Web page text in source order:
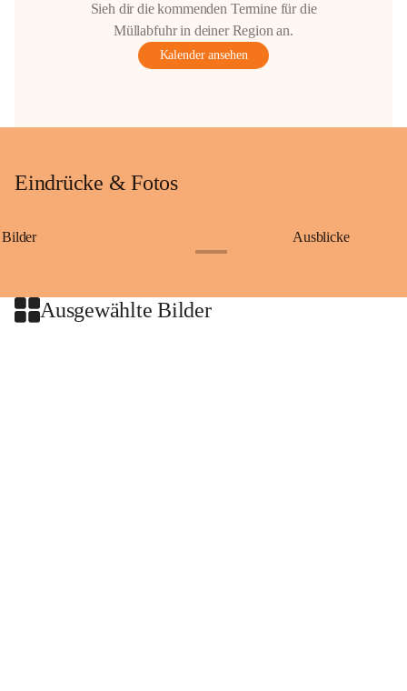
Sieh dir die kommenden Termine für die
Müllabfuhr in deiner Region an.
Kalender ansehen
Eindrücke & Fotos
Bilder Ausblicke
Ausgewählte Bilder